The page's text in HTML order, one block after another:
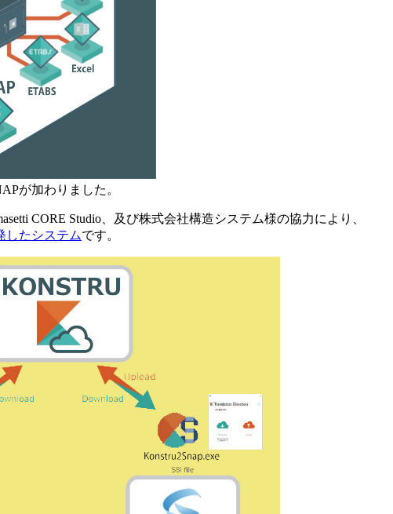
が加わりました。
CORE Studio、及び株式会社構造システム様の協力により、
したシステムです。